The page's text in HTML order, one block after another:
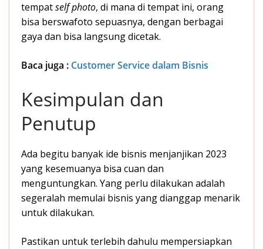
tempatself photo, di mana di tempat ini, orang
bisa berswafoto sepuasnya, dengan berbagai
gaya dan bisa langsung dicetak.
Baca juga : Customer Service dalam Bisnis
Kesimpulan dan
Penutup
Ada begitu banyak ide bisnis menjanjikan 2023
yang kesemuanya bisa cuan dan
menguntungkan. Yang perlu dilakukan adalah
segeralah memulai bisnis yang dianggap menarik
untuk dilakukan.
Pastikan untuk terlebih dahulu mempersiapkan